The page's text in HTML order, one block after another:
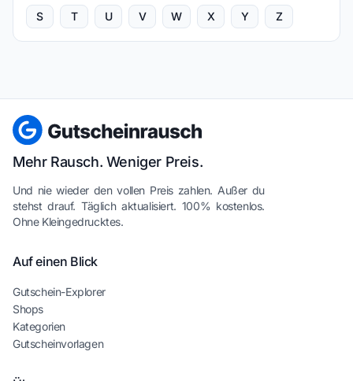
S T U V W X Y Z
Mehr Rausch. Weniger Preis.
Und nie wieder den vollen Preis zahlen. Außer du
stehst drauf. Täglich aktualisiert. 100% kostenlos.
Ohne Kleingedrucktes.
Auf einen Blick
Gutschein-Explorer
Shops
Kategorien
Gutscheinvorlagen